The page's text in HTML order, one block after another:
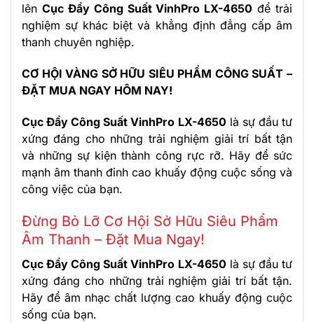
lên Cục Đẩy Công Suất VinhPro LX-4650 để trải
nghiệm sự khác biệt và khẳng định đẳng cấp âm
thanh chuyên nghiệp.
CƠ HỘI VÀNG SỞ HỮU SIÊU PHẨM CÔNG SUẤT –
ĐẶT MUA NGAY HÔM NAY!
Cục Đẩy Công Suất VinhPro LX-4650 là sự đầu tư
xứng đáng cho những trải nghiệm giải trí bất tận
và những sự kiện thành công rực rỡ. Hãy để sức
mạnh âm thanh đỉnh cao khuấy động cuộc sống và
công việc của bạn.
Đừng Bỏ Lỡ Cơ Hội Sở Hữu Siêu Phẩm
Âm Thanh – Đặt Mua Ngay!
Cục Đẩy Công Suất VinhPro LX-4650 là sự đầu tư
xứng đáng cho những trải nghiệm giải trí bất tận.
Hãy để âm nhạc chất lượng cao khuấy động cuộc
sống của bạn.